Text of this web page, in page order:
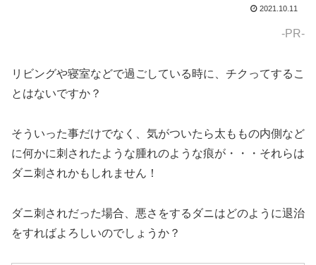
2021.10.11
-PR-
リビングや寝室などで過ごしている時に、チクってするこ
とはないですか？
そういった事だけでなく、気がついたら太ももの内側など
に何かに刺されたような腫れのような痕が・・・それらは
ダニ刺されかもしれません！
ダニ刺されだった場合、悪さをするダニはどのように退治
をすればよろしいのでしょうか？